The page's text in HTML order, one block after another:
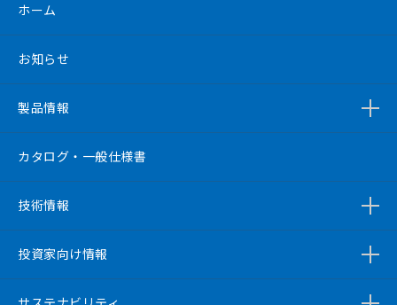
ホーム
お知らせ
製品情報
カタログ・一般仕様書
技術情報
投資家向け情報